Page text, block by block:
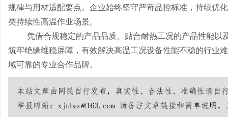
规律与用材适配要点。企业始终坚守严苛品控标准，持续优
类持续性高温作业场景。
凭借合规稳定的产品品质、贴合耐热工况的产品性能
筑牢绝缘维稳屏障，有效解决高温工况设备性能不稳的行业
域可靠的专业合作品牌。